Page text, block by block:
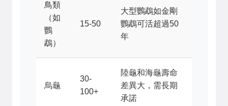
鳥類
（如
鸚
鵡）
15-50
大型鸚鵡如金剛
鸚鵡可活超過50
年
烏龜
30-
100+
陸龜和海龜壽命
差異大，需長期
承諾